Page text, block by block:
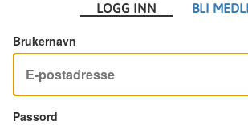
LOGG INN BLI
Brukernavn
Passord